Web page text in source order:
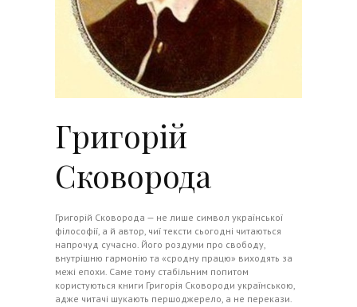
Григорій
Сковорода
Григорій Сковорода — не лише символ української
філософії, а й автор, чиї тексти сьогодні читаються
напрочуд сучасно. Його роздуми про свободу,
внутрішню гармонію та «сродну працю» виходять за
межі епохи. Саме тому стабільним попитом
користуються книги Григорія Сковороди українською,
адже читачі шукають першоджерело, а не перекази.